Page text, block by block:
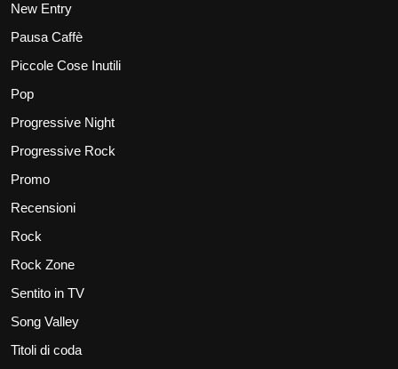
New Entry
Pausa Caffè
Piccole Cose Inutili
Pop
Progressive Night
Progressive Rock
Promo
Recensioni
Rock
Rock Zone
Sentito in TV
Song Valley
Titoli di coda